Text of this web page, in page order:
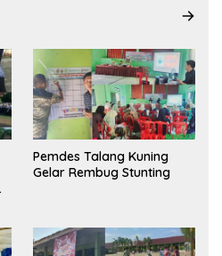
Pemdes Talang Kuning
Gelar Rembug Stunting